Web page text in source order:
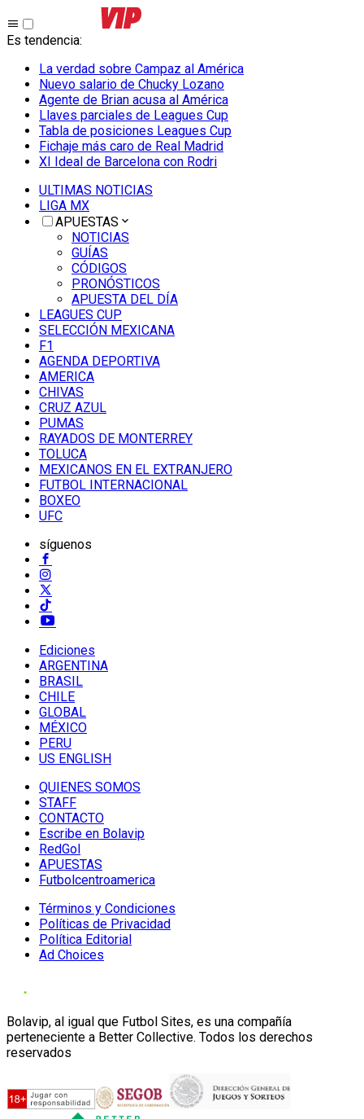
Es tendencia:
La verdad sobre Campaz al América
Nuevo salario de Chucky Lozano
Agente de Brian acusa al América
Llaves parciales de Leagues Cup
Tabla de posiciones Leagues Cup
Fichaje más caro de Real Madrid
XI Ideal de Barcelona con Rodri
ULTIMAS NOTICIAS
LIGA MX
APUESTAS
NOTICIAS
GUÍAS
CÓDIGOS
PRONÓSTICOS
APUESTA DEL DÍA
LEAGUES CUP
SELECCIÓN MEXICANA
F1
AGENDA DEPORTIVA
AMERICA
CHIVAS
CRUZ AZUL
PUMAS
RAYADOS DE MONTERREY
TOLUCA
MEXICANOS EN EL EXTRANJERO
FUTBOL INTERNACIONAL
BOXEO
UFC
síguenos
Ediciones
ARGENTINA
BRASIL
CHILE
GLOBAL
MÉXICO
PERU
US ENGLISH
QUIENES SOMOS
STAFF
CONTACTO
Escribe en Bolavip
RedGol
APUESTAS
Futbolcentroamerica
Términos y Condiciones
Políticas de Privacidad
Política Editorial
Ad Choices
Bolavip, al igual que Futbol Sites, es una compañía
perteneciente a Better Collective. Todos los derechos
reservados